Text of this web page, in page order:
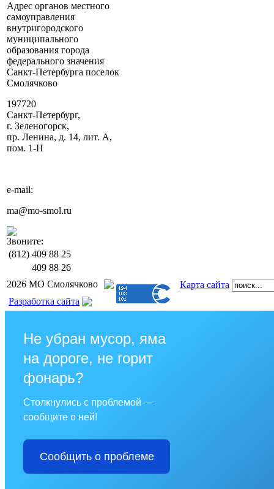
Адрес органов местного
самоуправления
внутригородского
муниципального
образования города
федерального значения
Санкт-Петербурга поселок
Смолячково
197720
Санкт-Петербург,
г. Зеленогорск,
пр. Ленина, д. 14, лит. А,
пом. 1-Н
e-mail:
ma@mo-smol.ru
Звоните:
(812) 409 88 25
409 88 26
2026 МО Смолячково
Карта сайта
Разработка сайта
Не убран мусор, яма
на дороге, не горит
фонарь?
Столкнулись с проблемой —
сообщите о ней!
Сообщить о проблеме